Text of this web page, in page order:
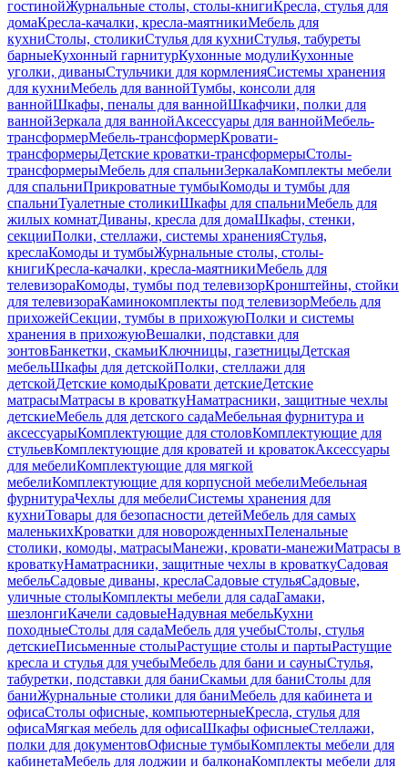
гостинойЖурнальные столы, столы-книгиКресла, стулья для
домаКресла-качалки, кресла-маятникиМебель для
кухниСтолы, столикиСтулья для кухниСтулья, табуреты
барныеКухонный гарнитурКухонные модулиКухонные
уголки, диваныСтульчики для кормленияСистемы хранения
для кухниМебель для ваннойТумбы, консоли для
ваннойШкафы, пеналы для ваннойШкафчики, полки для
ваннойЗеркала для ваннойАксессуары для ваннойМебель-
трансформерМебель-трансформерКровати-
трансформерыДетские кроватки-трансформерыСтолы-
трансформерыМебель для спальниЗеркалаКомплекты мебели
для спальниПрикроватные тумбыКомоды и тумбы для
спальниТуалетные столикиШкафы для спальниМебель для
жилых комнатДиваны, кресла для домаШкафы, стенки,
секцииПолки, стеллажи, системы храненияСтулья,
креслаКомоды и тумбыЖурнальные столы, столы-
книгиКресла-качалки, кресла-маятникиМебель для
телевизораКомоды, тумбы под телевизорКронштейны, стойки
для телевизораКаминокомплекты под телевизорМебель для
прихожейСекции, тумбы в прихожуюПолки и системы
хранения в прихожуюВешалки, подставки для
зонтовБанкетки, скамьиКлючницы, газетницыДетская
мебельШкафы для детскойПолки, стеллажи для
детскойДетские комодыКровати детскиеДетские
матрасыМатрасы в кроваткуНаматрасники, защитные чехлы
детскиеМебель для детского садаМебельная фурнитура и
аксессуарыКомплектующие для столовКомплектующие для
стульевКомплектующие для кроватей и кроватокАксессуары
для мебелиКомплектующие для мягкой
мебелиКомплектующие для корпусной мебелиМебельная
фурнитураЧехлы для мебелиСистемы хранения для
кухниТовары для безопасности детейМебель для самых
маленькихКроватки для новорожденныхПеленальные
столики, комоды, матрасыМанежи, кровати-манежиМатрасы в
кроваткуНаматрасники, защитные чехлы в кроваткуСадовая
мебельСадовые диваны, креслаСадовые стульяСадовые,
уличные столыКомплекты мебели для садаГамаки,
шезлонгиКачели садовыеНадувная мебельКухни
походныеСтолы для садаМебель для учебыСтолы, стулья
детскиеПисьменные столыРастущие столы и партыРастущие
кресла и стулья для учебыМебель для бани и сауныСтулья,
табуретки, подставки для баниСкамьи для баниСтолы для
баниЖурнальные столики для баниМебель для кабинета и
офисаСтолы офисные, компьютерныеКресла, стулья для
офисаМягкая мебель для офисаШкафы офисныеСтеллажи,
полки для документовОфисные тумбыКомплекты мебели для
кабинетаМебель для лоджии и балконаКомплекты мебели для